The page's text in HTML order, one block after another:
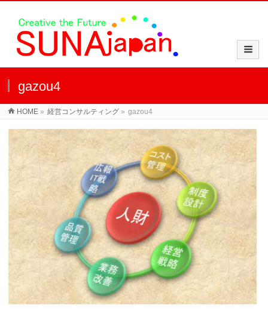
gazou4
HOME » 経営コンサルティング » gazou4